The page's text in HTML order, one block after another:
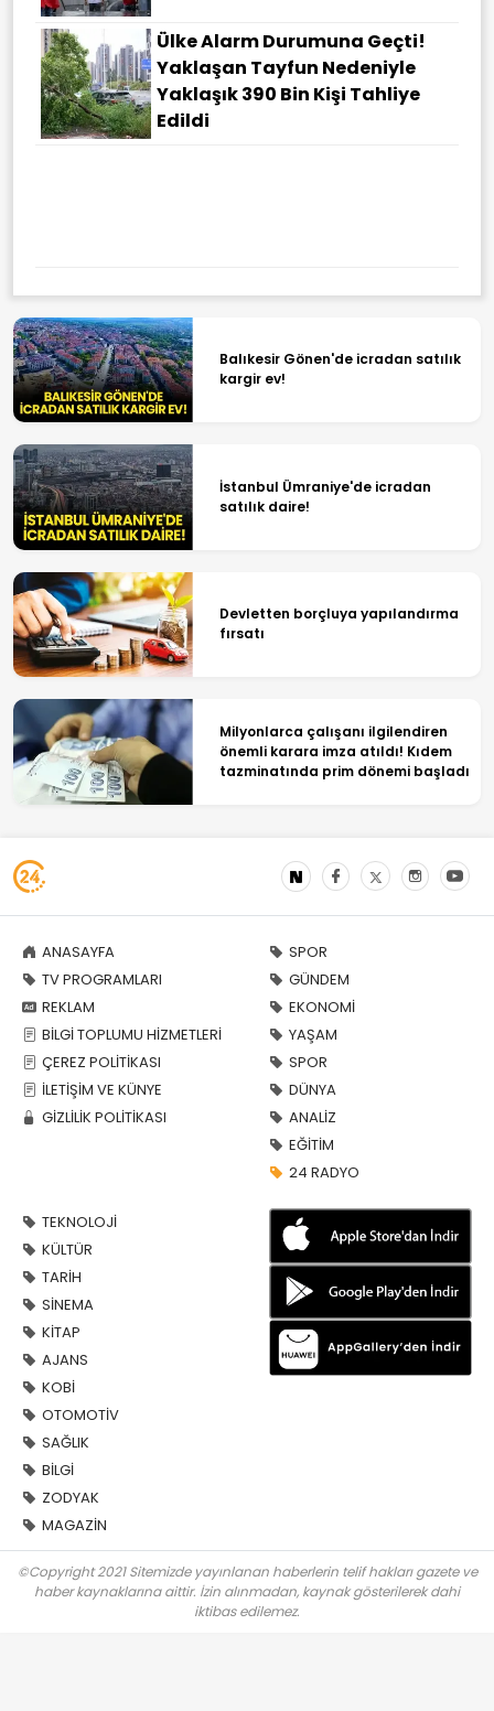
Ülke Alarm Durumuna Geçti!
Yaklaşan Tayfun Nedeniyle
Yaklaşık 390 Bin Kişi Tahliye
Edildi
Balıkesir Gönen'de icradan satılık
kargir ev!
İstanbul Ümraniye'de icradan
satılık daire!
Devletten borçluya yapılandırma
fırsatı
Milyonlarca çalışanı ilgilendiren
önemli karara imza atıldı! Kıdem
tazminatında prim dönemi başladı
ANASAYFA
TV PROGRAMLARI
REKLAM
BİLGİ TOPLUMU HİZMETLERİ
ÇEREZ POLİTİKASI
İLETİŞİM VE KÜNYE
GİZLİLİK POLİTİKASI
SPOR
GÜNDEM
EKONOMİ
YAŞAM
SPOR
DÜNYA
ANALİZ
EĞİTİM
24 RADYO
TEKNOLOJİ
KÜLTÜR
TARİH
SİNEMA
KİTAP
AJANS
KOBİ
OTOMOTİV
SAĞLIK
BİLGİ
ZODYAK
MAGAZİN
©Copyright 2021 Sitemizde yayınlanan haberlerin telif hakları gazete ve
haber kaynaklarına aittir. İzin alınmadan, kaynak gösterilerek dahi
iktibas edilemez.